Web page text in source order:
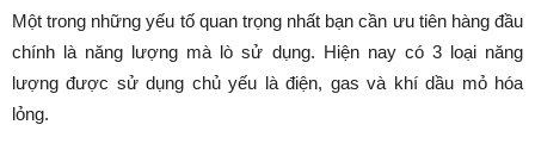
Một trong những yếu tố quan trọng nhất bạn cần ưu tiên hàng đầu
chính là năng lượng mà lò sử dụng. Hiện nay có 3 loại năng
lượng được sử dụng chủ yếu là điện, gas và khí dầu mỏ hóa
lỏng.